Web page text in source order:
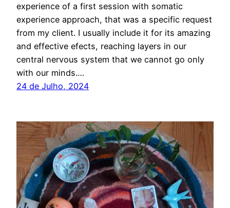
experience of a first session with somatic
experience approach, that was a specific request
from my client. I usually include it for its amazing
and effective efects, reaching layers in our
central nervous system that we cannot go only
with our minds.…
24 de Julho, 2024